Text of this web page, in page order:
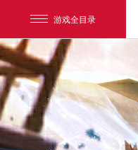
游戏全目录